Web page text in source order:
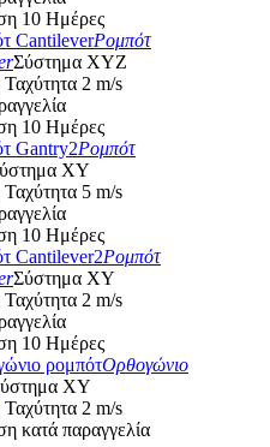
10 Ημέρες
Ρομπότ
Σύστημα XYZ
2 m/s
10 Ημέρες
Ρομπότ
XY
5 m/s
10 Ημέρες
Ρομπότ
Σύστημα XY
2 m/s
10 Ημέρες
Ορθογώνιο
XY
2 m/s
κατά παραγγελία